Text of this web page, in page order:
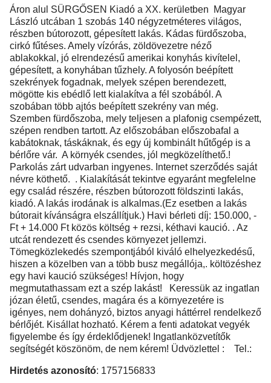
Áron alul SÜRGŐSEN Kiadó a XX. kerületben Magyar
László utcában 1 szobás 140 négyzetméteres világos,
részben bútorozott, gépesített lakás. Kádas fürdőszoba,
cirkó fűtéses. Amely vízórás, zöldövezetre néző
ablakokkal, jó elrendezésű amerikai konyhás kivítelel,
gépesített, a konyhában tűzhely. A folyosón beépített
szekrények fogadnak, melyek szépen berendezett,
mögötte kis ebédlő lett kialakítva a fél szobából. A
szobában több ajtós beépített szekrény van még.
Szemben fürdőszoba, mely teljesen a plafonig csempézett,
szépen rendben tartott. Az előszobában előszobafal a
kabátoknak, táskáknak, és egy új kombinált hűtőgép is a
bérlőre vár. A környék csendes, jól megközelíthető.!
Parkolás zárt udvarban ingyenes. Internet szerződés saját
névre köthető. . Kialakítását tekintve egyaránt megfelelne
egy család részére, részben bútorozott földszinti lakás,
kiadó. A lakás irodának is alkalmas.(Ez esetben a lakás
bútorait kívánságra elszállítjuk.) Havi bérleti díj: 150.000, -
Ft + 14.000 Ft közös költség + rezsi, kéthavi kaució. . Az
utcát rendezett és csendes környezet jellemzi.
Tömegközlekedés szempontjából kiváló elhelyezkedésű,
hiszen a közelben van a több busz megállója,. költözéshez
egy havi kaució szükséges! Hívjon, hogy
megmutathassam ezt a szép lakást! Keressük az ingatlan
józan életű, csendes, magára és a környezetére is
igényes, nem dohányzó, biztos anyagi háttérrel rendelkező
bérlőjét. Kisállat hozható. Kérem a fenti adatokat vegyék
figyelembe és így érdeklődjenek! Ingatlanközvetítők
segítségét köszönöm, de nem kérem! Üdvözlettel : Tel.:
Hirdetés azonosító: 1757156833